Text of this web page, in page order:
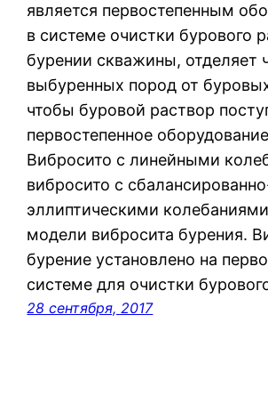
является первостепенным
в системе очистки бурового
бурении скважины, отделяет
выбуренных пород от
чтобы буровой раствор
первостепенное
Вибросито с линейными
вибросито с
эллиптическими
модели вибросита бурения.
бурение установлено на
системе для очистки
28 сентября, 2017